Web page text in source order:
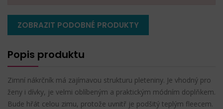
ZOBRAZIT PODOBNÉ PRODUKTY
Popis produktu
Zimní nákrčník má zajímavou strukturu pleteniny. Je vhodný pro
ženy i dívky, je velmi oblíbeným a praktickým módním doplňkem.
Bude hřát celou zimu, protože uvnitř je podšitý teplým fleecem.